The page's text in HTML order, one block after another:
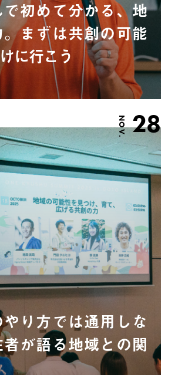
初めて分かる、地
まずは共創の可能
に行こう
NOV. 28
り方では通用しな
が語る地域との関